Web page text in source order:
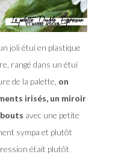
joli étui en plastique
rangé dans un étui
de la palette, on
irisés, un miroir
avec une petite
sympa et plutôt
était plutôt